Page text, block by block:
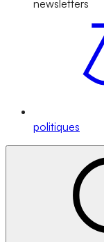
newsletters
politiques